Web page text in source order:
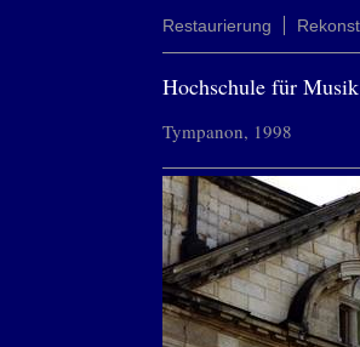
Restaurierung
Hochschule für
Tympanon, 1998